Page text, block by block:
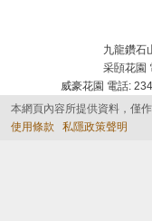
九龍鑽石
采頣花園
威豪花園 電話:
本網頁內容所提供資料，僅
使用條款
私隱政策聲明